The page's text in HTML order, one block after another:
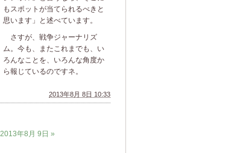
もスポットが当てられるべきと
思います」と述べています。
さすが、戦争ジャーナリズ
ム。今も、またこれまでも、い
ろんなことを、いろんな角度か
ら報じているのですネ。
2013年8月 8日 10:33
2013年8月 9日 »